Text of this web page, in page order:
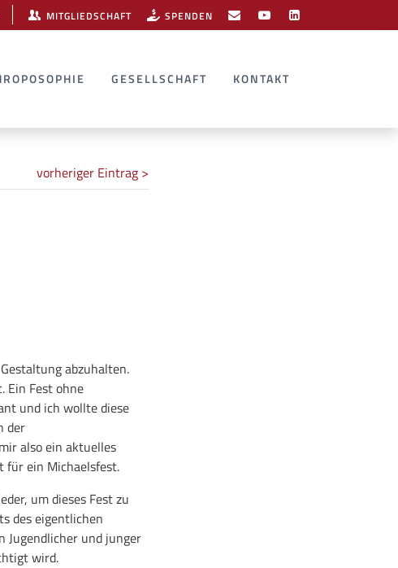
MITGLIEDSCHAFT SPENDEN
GESELLSCHAFT KONTAKT
vorheriger Eintrag >
abzuhalten.
Ein Fest ohne
und ich wollte diese
der
also ein aktuelles
für ein Michaelsfest.
um dieses Fest zu
des eigentlichen
Jugendlicher und junger
wird.